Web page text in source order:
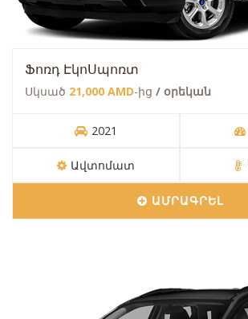
Ֆոռդ ԷկոՍպոռտ
Սկսած 21,000 AMD-ից / օրեկան
2021
Ավտոմատ
ԱՄՐԱԳՐԵԼ